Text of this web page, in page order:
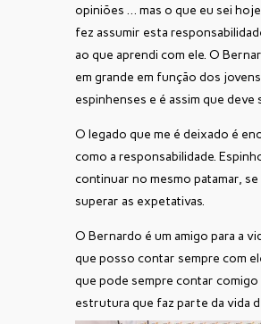
opiniões … mas o que eu sei
fez assumir esta
ao que aprendi com ele. O
em grande em função dos jovens
espinhenses e é assim que deve
O legado que me é deixado é
como a responsabilidade.
continuar no mesmo patamar, se
superar as expetativas.
O Bernardo é um amigo para a
que posso contar sempre com
que pode sempre contar comigo
estrutura que faz parte da vida